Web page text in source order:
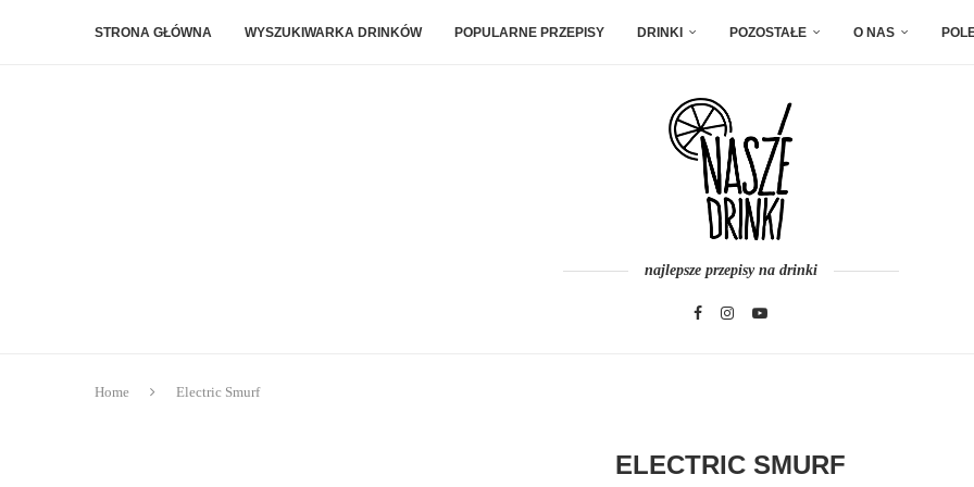
STRONA GŁÓWNA WYSZUKIWARKA DRINKÓW POPULARNE PRZEPISY DRINKI POZOSTAŁE O NAS
najlepsze przepisy na drinki
Home Electric Smurf
ELECTRIC SMURF